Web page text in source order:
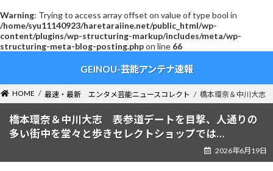
Warning: Trying to access array offset on value of type bool in
/home/syu11140923/haretaraiine.net/public_html/wp-
content/plugins/wp-structuring-markup/includes/meta/wp-
structuring-meta-blog-posting.phpon line 66
ン
ツ
ー
シ
GEINOU-芸能アンテナ速報
HOME 最速・最新 エンタメ芸能ニュースコレクト 橋本環奈＆中川大志
橋本環奈＆中川大志 表参道デートを目撃、人通りの
多い街中を堂々と歩きセレクトショップでは…
2026年6月19日